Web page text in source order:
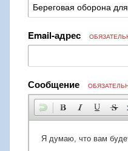
Email-адрес
Сообщение